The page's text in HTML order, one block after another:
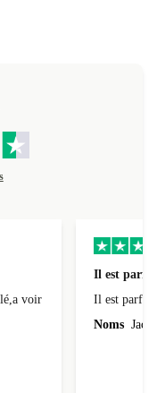
voir
Il est
Il est parfait
Noms